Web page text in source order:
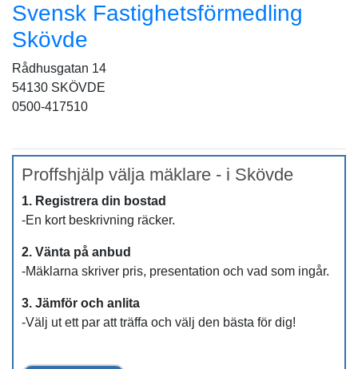
Svensk Fastighetsförmedling
Skövde
Rådhusgatan 14
54130 SKÖVDE
0500-417510
Proffshjälp välja mäklare - i Skövde
1. Registrera din bostad
-En kort beskrivning räcker.
2. Vänta på anbud
-Mäklarna skriver pris, presentation och vad som ingår.
3. Jämför och anlita
-Välj ut ett par att träffa och välj den bästa för dig!